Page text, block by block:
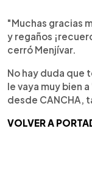
"Muchas gracias
y regaños
cerró Menjívar.
No hay duda que
le vaya muy bien
desde CANCHA,
VOLVER A